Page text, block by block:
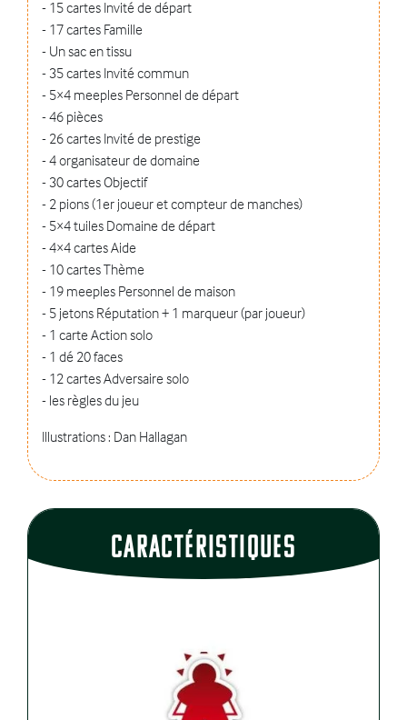
- 15 cartes Invité de départ
- 17 cartes Famille
- Un sac en tissu
- 35 cartes Invité commun
- 5×4 meeples Personnel de départ
- 46 pièces
- 26 cartes Invité de prestige
- 4 organisateur de domaine
- 30 cartes Objectif
- 2 pions (1er joueur et compteur de manches)
- 5×4 tuiles Domaine de départ
- 4×4 cartes Aide
- 10 cartes Thème
- 19 meeples Personnel de maison
- 5 jetons Réputation + 1 marqueur (par joueur)
- 1 carte Action solo
- 1 dé 20 faces
- 12 cartes Adversaire solo
- les règles du jeu
Illustrations : Dan Hallagan
CaractÉristiques